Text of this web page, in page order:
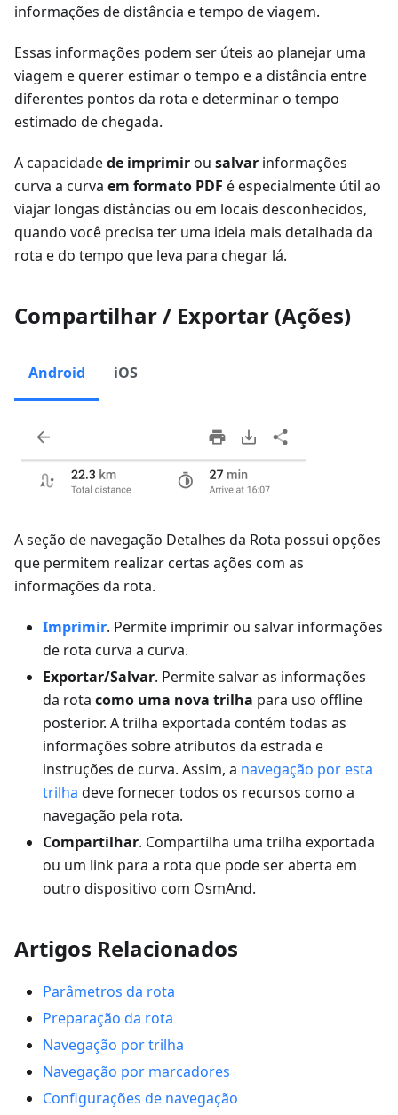
informações de distância e tempo de viagem.
Essas informações podem ser úteis ao planejar uma
viagem e querer estimar o tempo e a distância entre
diferentes pontos da rota e determinar o tempo
estimado de chegada.
A capacidadede imprimirou salvar informações
curva a curva em formato PDF é especialmente útil ao
viajar longas distâncias ou em locais desconhecidos,
quando você precisa ter uma ideia mais detalhada da
rota e do tempo que leva para chegar lá.
Compartilhar / Exportar (Ações)
Android iOS
A seção de navegação Detalhes da Rota possui opções
que permitem realizar certas ações com as
informações da rota.
Imprimir. Permite imprimir ou salvar informações
de rota curva a curva.
Exportar/Salvar. Permite salvar as informações
da rota como uma nova trilha para uso offline
posterior. A trilha exportada contém todas as
informações sobre atributos da estrada e
instruções de curva. Assim, a navegação por esta
trilha deve fornecer todos os recursos como a
navegação pela rota.
Compartilhar. Compartilha uma trilha exportada
ou um link para a rota que pode ser aberta em
outro dispositivo com OsmAnd.
Artigos Relacionados
Parâmetros da rota
Preparação da rota
Navegação por trilha
Navegação por marcadores
Configurações de navegação